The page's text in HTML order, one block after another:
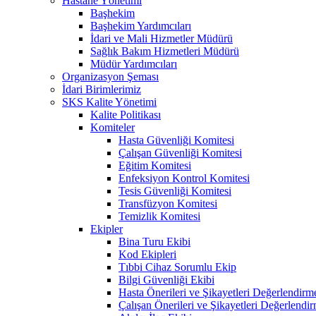
Başhekim
Başhekim Yardımcıları
İdari ve Mali Hizmetler Müdürü
Sağlık Bakım Hizmetleri Müdürü
Müdür Yardımcıları
Organizasyon Şeması
İdari Birimlerimiz
SKS Kalite Yönetimi
Kalite Politikası
Komiteler
Hasta Güvenliği Komitesi
Çalışan Güvenliği Komitesi
Eğitim Komitesi
Enfeksiyon Kontrol Komitesi
Tesis Güvenliği Komitesi
Transfüzyon Komitesi
Temizlik Komitesi
Ekipler
Bina Turu Ekibi
Kod Ekipleri
Tıbbi Cihaz Sorumlu Ekip
Bilgi Güvenliği Ekibi
Hasta Önerileri ve Şikayetleri
Çalışan Önerileri ve Şikayetleri